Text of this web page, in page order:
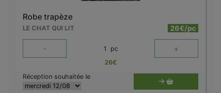
Robe trapèze
LE CHAT QUI LIT 26€/pc
- 1 pc +
26€
Réception souhaitée le